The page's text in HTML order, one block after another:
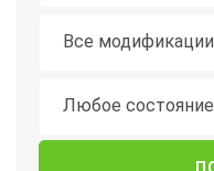
Все модификации
Любое состояние